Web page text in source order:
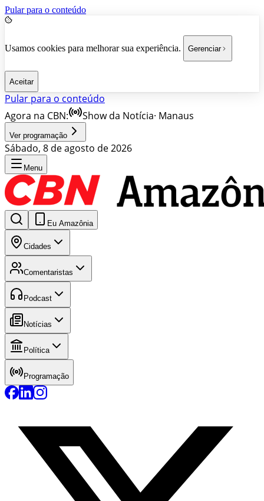
Pular para o conteúdo
Usamos cookies para melhorar sua experiência. Gerenciar
Aceitar
Pular para o conteúdo
Agora na CBN:
Show da Notícia· Manaus
Ver programação
Sábado, 8 de agosto de 2026
Menu
Eu Amazônia
Cidades
Comentaristas
Podcast
Notícias
Política
Programação